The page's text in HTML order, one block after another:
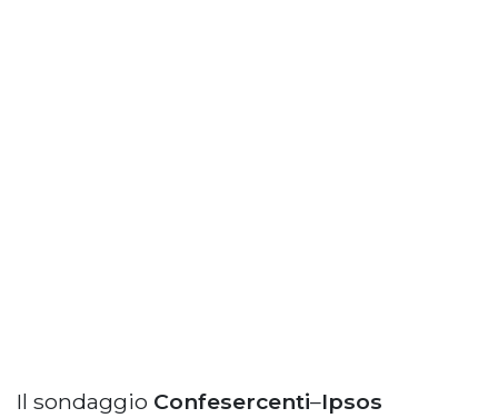
Il sondaggio Confesercenti–Ipsos